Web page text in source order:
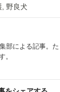
, 野良犬
部による記事。
。